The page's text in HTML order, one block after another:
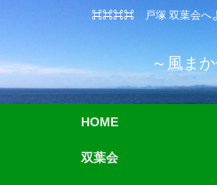
⌘⌘⌘⌘ 戸塚 双葉会
～風ま
HOME
双葉会